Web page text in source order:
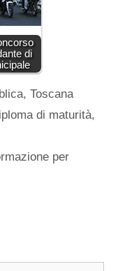
di
,Toscana
di maturità,
per